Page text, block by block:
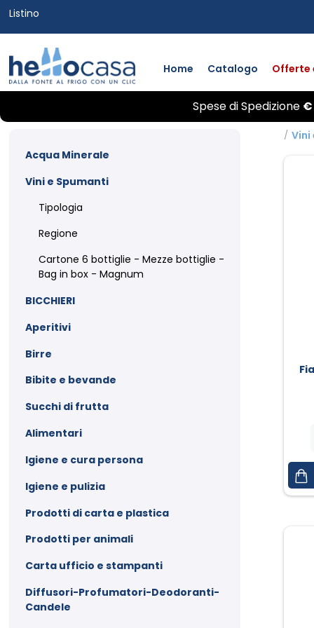
Listino
Home Catalogo Offerte
Spese diSpedizione
Acqua Minerale
Vini e Spumanti
Tipologia
Regione
Cartone 6 bottiglie - Mezze bottiglie -
Bag in box - Magnum
BICCHIERI
Aperitivi
Birre
Bibite e bevande
Succhi di frutta
Alimentari
Igiene e cura persona
Igiene e pulizia
Prodotti di carta e plastica
Prodotti per animali
Carta ufficio e stampanti
Diffusori-Profumatori-Deodoranti-
Candele
/ Vini